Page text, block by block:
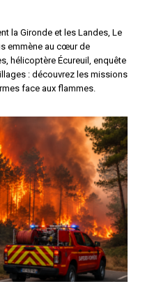
la Gironde et les Landes, Le
emmène au cœur de
hélicoptère Écureuil, enquête
: découvrez les missions
face aux flammes.